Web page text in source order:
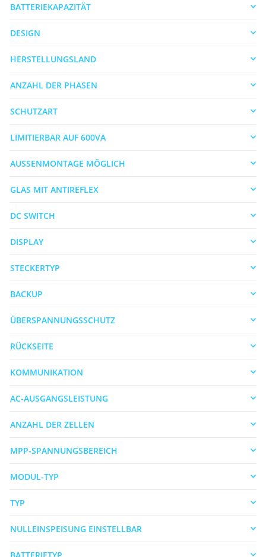
BATTERIEKAPAZITÄT
DESIGN
HERSTELLUNGSLAND
ANZAHL DER PHASEN
SCHUTZART
LIMITIERBAR AUF 600VA
AUSSENMONTAGE MÖGLICH
GLAS MIT ANTIREFLEX
DC SWITCH
DISPLAY
STECKERTYP
BACKUP
ÜBERSPANNUNGSSCHUTZ
RÜCKSEITE
KOMMUNIKATION
AC-AUSGANGSLEISTUNG
ANZAHL DER ZELLEN
MPP-SPANNUNGSBEREICH
MODUL-TYP
TYP
NULLEINSPEISUNG EINSTELLBAR